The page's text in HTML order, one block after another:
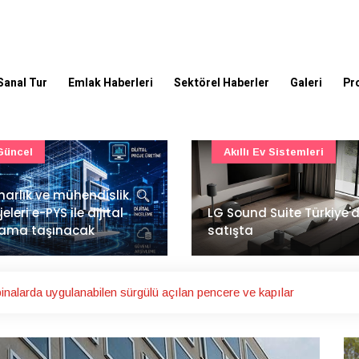
Tur Emlak Haberleri Sektörel Haberler Galeri
Suite Türkiye'de
Ev Sistemleri
İstanbul Havalimanı'nın
ana pistinde sona doğru
Ulaşım
uygulanabilen sürgülü açılan pencere ve kapılar